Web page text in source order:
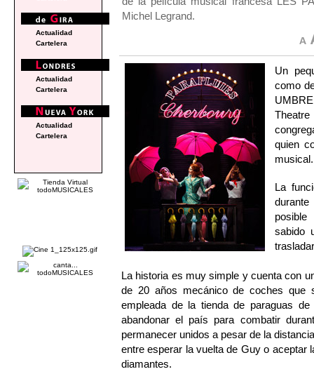
Michel Legrand.
Un
como
quien
musical.
La
sabido
La historia es muy simple y cuenta con
de 20 años mecánico de coches que
empleada de la tienda de paraguas
abandonar el país para combatir
permanecer unidos a pesar de la
entre esperar la vuelta de Guy o aceptar
diamantes.
Actualidad
Cartelera
Actualidad
Cartelera
Actualidad
Cartelera